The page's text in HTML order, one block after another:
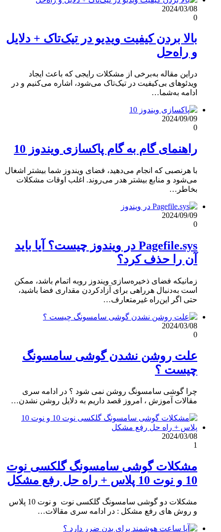
2024/03/08
0
بالا بردن کیفیت ویدیو در تیک‌تاک + دلایل
و راه‌حل
دراین مقاله به‌برخی از مشکلات رایجی که باعث ایجاد
ویدئوهای بی‌کیفیت در تیک‌تاک می‌شود، اشاره می‌کنیم و در
ادامه به‌شما…
2024/09/09
0
راهنمای گام به گام پاکسازی ویندوز 10
با هرنصبی که انجام می‌دهید، فضای ویندوز شما بیشتر اشغال
می‌شود و منابع بیشتر هدر می‌روند. اغلب اوقات مشکلات
بخاطر…
2024/09/09
0
Pagefile.sys در ویندوز چیست؟ آیا باید
آن را حذف کرد؟
زمانیکه فضای ذخیره‌سازی ویندوز روبه اتمام باشد، ممکن
است به‌دنبال هرراهی برای آزادکردن مقداری فضا باشید،
حتی اگر این‌راه غیرمتعارف…
2024/03/08
0
علت روشن نشدن گوشی سامسونگ
چیست ؟
چرا گوشی سامسونگ روشن نمی شود ؟ در ادامه سری
مقالات آموزش ، امروز قصد داریم به دلایل روشن نشدن…
2024/03/08
1
مشکلات گوشی سامسونگ گلکسی نوت
10 و نوت 10 پلاس + راه حل رفع مشکل
مشکلات دو گوشی سامسونگ گلکسی نوت و نوت 10 پلاس
و روش های رفع مشکل : در ادامه سری مقالات…